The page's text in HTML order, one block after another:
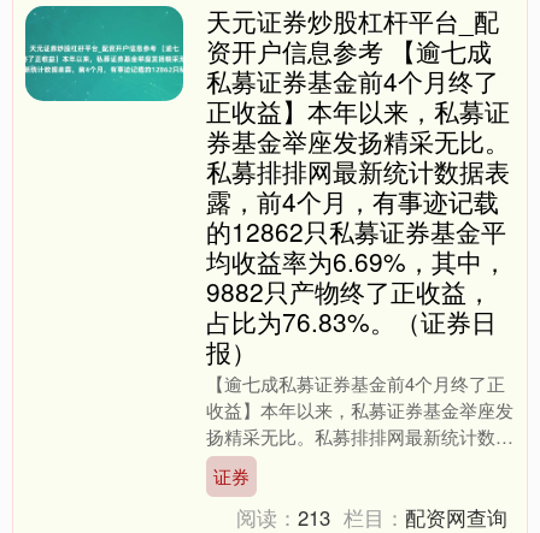
天元证券炒股杠杆平台_配
资开户信息参考 【逾七成
私募证券基金前4个月终了
正收益】本年以来，私募证
券基金举座发扬精采无比。
私募排排网最新统计数据表
露，前4个月，有事迹记载
的12862只私募证券基金平
均收益率为6.69%，其中，
9882只产物终了正收益，
占比为76.83%。（证券日
报）
【逾七成私募证券基金前4个月终了正
收益】本年以来，私募证券基金举座发
扬精采无比。私募排排网最新统计数据
表露，前4个月，有事迹记载的12862
只私募证券基金平均收....
证券
阅读：213 栏目：配资网查询